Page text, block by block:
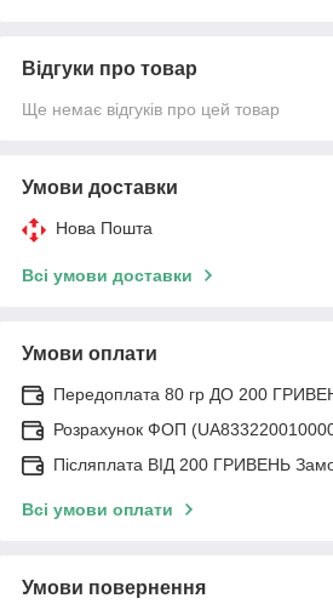
Відгуки про товар
Ще немає відгуків про цей товар
Умови доставки
Нова Пошта
Всі умови доставки
Умови оплати
Передоплата 80 гр ДО 200
Розрахунок ФОП
Післяплата ВІД 200 ГРИВЕНЬ
Всі умови оплати
Умови повернення